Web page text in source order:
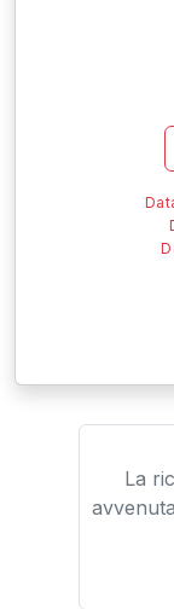
La
avvenuta